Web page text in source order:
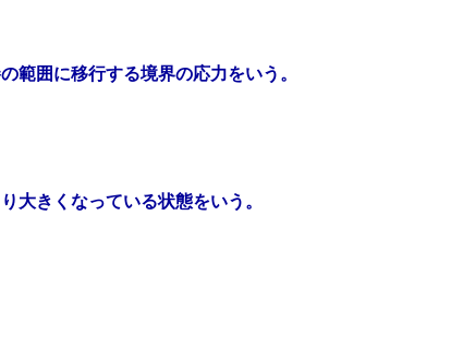
範囲に移行する境界の応力をいう。
大きくなっている状態をいう。